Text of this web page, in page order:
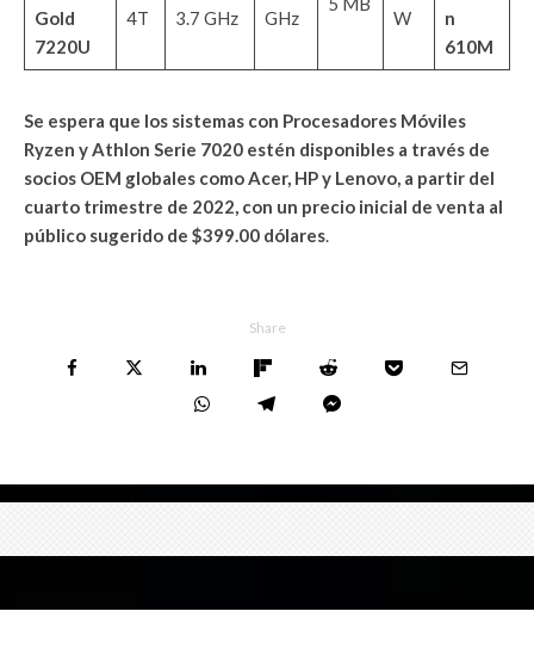
Gold
7220U
4T
3.7 GHz
GHz
W
n
610M
Se espera que los sistemas con Procesadores Móviles
Ryzen y Athlon Serie 7020 estén disponibles a través de
socios OEM globales como Acer, HP y Lenovo, a partir del
cuarto trimestre de 2022, con un precio inicial de venta al
público sugerido de $399.00 dólares.
Share